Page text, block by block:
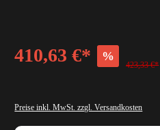
410,63 €* %
423,33 €*
Preise inkl. MwSt. zzgl. Versandkosten